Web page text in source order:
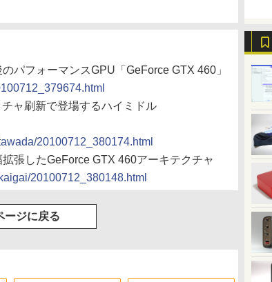
パフォーマンスGPU「GeForce GTX 460」
ャ刷新で登場するハイミドル
20100712_380174.html
張したGeForce GTX 460アーキテクチャ
20100712_380148.html
ージに戻る